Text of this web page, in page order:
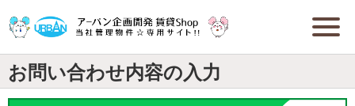
お問い合わせ内容の入力